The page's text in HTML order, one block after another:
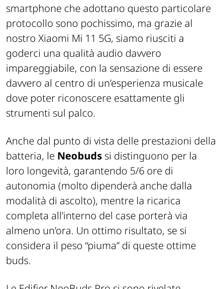
smartphone che adottano questo particolare
protocollo sono pochissimo, ma grazie al
nostro Xiaomi Mi 11 5G, siamo riusciti a
goderci una qualità audio davvero
impareggiabile, con la sensazione di essere
davvero al centro di un’esperienza musicale
dove poter riconoscere esattamente gli
strumenti sul palco.
Anche dal punto di vista delle prestazioni della
batteria, le Neobuds si distinguono per la
loro longevità, garantendo 5/6 ore di
autonomia (molto dipenderà anche dalla
modalità di ascolto), mentre la ricarica
completa all’interno del case porterà via
almeno un’ora. Un ottimo risultato, se si
considera il peso “piuma” di queste ottime
buds.